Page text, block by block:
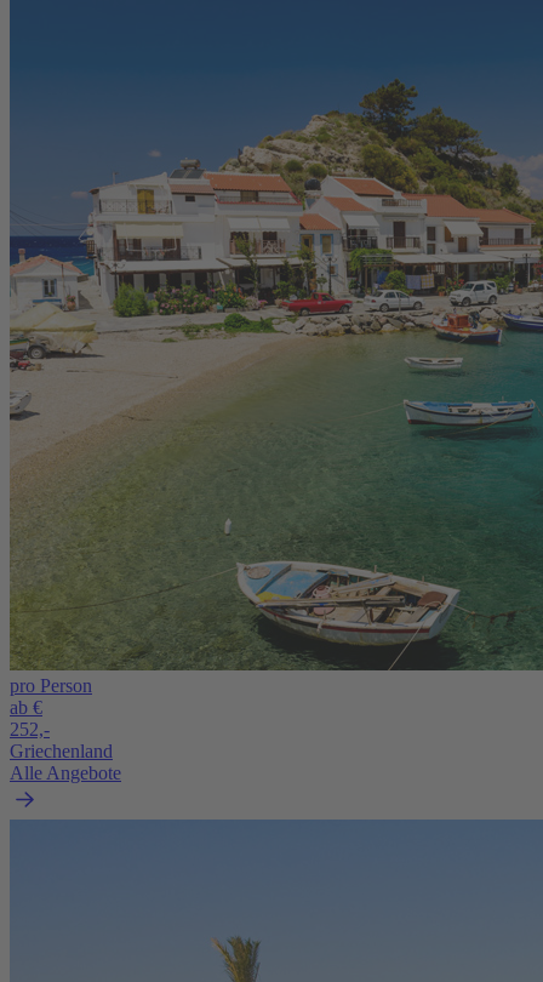
pro Person
ab €
252,-
Griechenland
Alle Angebote